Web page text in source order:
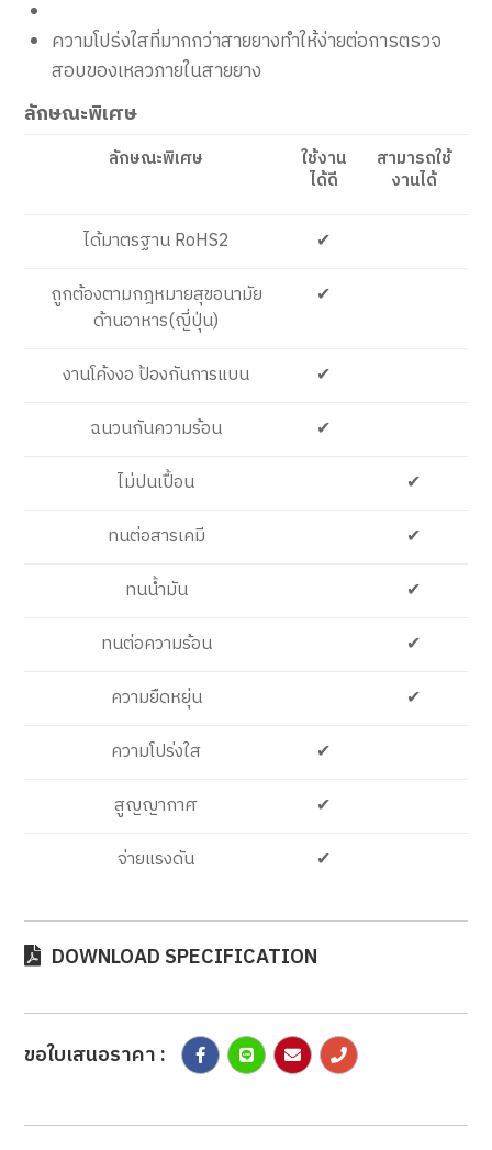
ความโปร่งใสที่มากกว่าสายยางทำให้ง่ายต่อการตรวจ
สอบของเหลวภายในสายยาง
ลักษณะพิเศษ
ลักษณะพิเศษ
ใช้งาน
ได้ดี
สามารถใช้
งานได้
ได้มาตรฐาน RoHS2
✔
ถูกต้องตามกฎหมายสุขอนามัย
ด้านอาหาร(ญี่ปุ่น)
✔
งานโค้งงอ ป้องกันการแบน
✔
ฉนวนกันความร้อน
✔
ไม่ปนเปื้อน
✔
ทนต่อสารเคมี
✔
ทนน้ำมัน
✔
ทนต่อความร้อน
✔
ความยืดหยุ่น
✔
ความโปร่งใส
✔
สูญญากาศ
✔
จ่ายแรงดัน
✔
DOWNLOAD SPECIFICATION
ขอใบเสนอราคา :